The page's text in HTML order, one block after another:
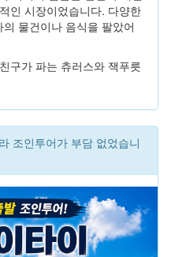
인 시장이었습니다. 다양한
물건이나 음식을 팔았어
구가 파는 츄러스와 잭푸릇
조인투어가 부담 없었습니